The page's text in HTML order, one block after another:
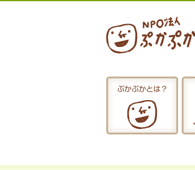
ぷかぷかとは？
ぷかぷかとは？